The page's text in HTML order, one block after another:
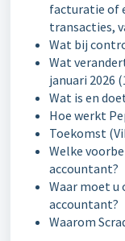
facturatie of
transacties,
Wat bij
Wat
januari 2026
Wat is en
Hoe werkt
Toekomst
Welke
accountant?
Waar moet
accountant?
Waarom